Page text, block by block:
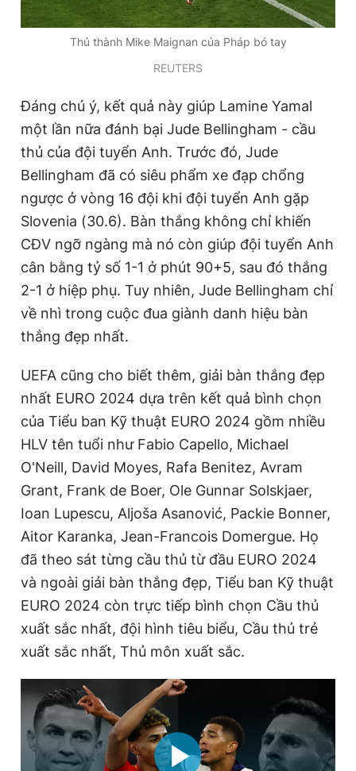
Thủ thành Mike Maignan của Pháp bó tay
REUTERS
Đáng chú ý, kết quả này giúp Lamine Yamal
một lần nữa đánh bại Jude Bellingham - cầu
thủ của đội tuyển Anh. Trước đó, Jude
Bellingham đã có siêu phẩm xe đạp chổng
ngược ở vòng 16 đội khi đội tuyển Anh gặp
Slovenia (30.6). Bàn thắng không chỉ khiến
CĐV ngỡ ngàng mà nó còn giúp đội tuyển Anh
cân bằng tỷ số 1-1 ở phút 90+5, sau đó thắng
2-1 ở hiệp phụ. Tuy nhiên, Jude Bellingham chỉ
về nhì trong cuộc đua giành danh hiệu bàn
thắng đẹp nhất.
UEFA cũng cho biết thêm, giải bàn thắng đẹp
nhất EURO 2024 dựa trên kết quả bình chọn
của Tiểu ban Kỹ thuật EURO 2024 gồm nhiều
HLV tên tuổi như Fabio Capello, Michael
O'Neill, David Moyes, Rafa Benitez, Avram
Grant, Frank de Boer, Ole Gunnar Solskjaer,
Ioan Lupescu, Aljoša Asanović, Packie Bonner,
Aitor Karanka, Jean-Francois Domergue. Họ
đã theo sát từng cầu thủ từ đầu EURO 2024
và ngoài giải bàn thắng đẹp, Tiểu ban Kỹ thuật
EURO 2024 còn trực tiếp bình chọn Cầu thủ
xuất sắc nhất, đội hình tiêu biểu, Cầu thủ trẻ
xuất sắc nhất, Thủ môn xuất sắc.